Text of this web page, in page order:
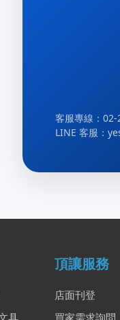
客服專線：
LINE 客服：
具
頂讓服務
店面刊登
買家需求詢問